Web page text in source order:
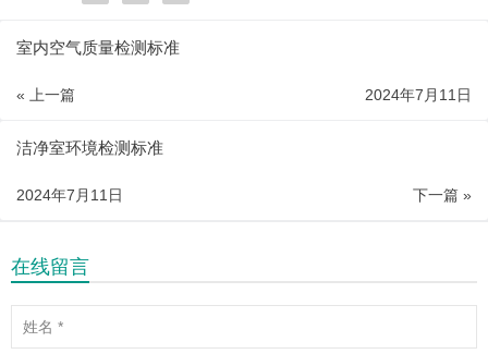
室内空气质量检测标准
« 上一篇 2024年7月11日
洁净室环境检测标准
下一篇 »
2024年7月11日
在线留言